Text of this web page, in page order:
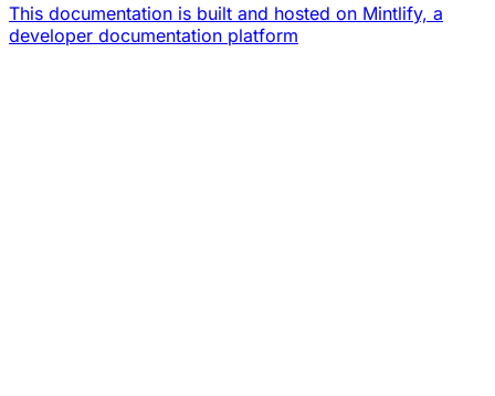
This documentation is built and hosted on Mintlify, a
developer documentation platform